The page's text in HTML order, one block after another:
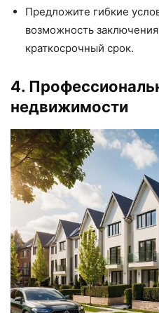
Предложите гибкие
возможность
краткосрочный срок.
4.
недвижимости